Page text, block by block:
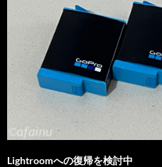
Lightroomへの復帰を検討中